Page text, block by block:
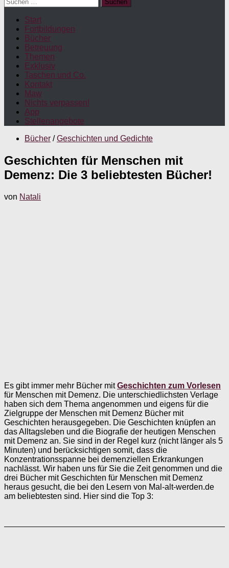
nach:
Start
Fortbildungen
Bücher
Betreuung
Themen
Exklusiv
Taschen und Co.
Kontakt
Maw
Nichts verpassen!
App
Stellenangebote
Bücher / Geschichten und Gedichte
Geschichten für Menschen mit
Demenz: Die 3 beliebtesten Bücher!
von Natali
Es gibt immer mehr Bücher mitGeschichten zum Vorlesen
für Menschen mit Demenz. Die unterschiedlichsten Verlage
haben sich dem Thema angenommen und eigens für die
Zielgruppe der Menschen mit Demenz Bücher mit
Geschichten herausgegeben. Die Geschichten knüpfen an
das Alltagsleben und die Biografie der heutigen Menschen
mit Demenz an. Sie sind in der Regel kurz (nicht länger als 5
Minuten) und berücksichtigen somit, dass die
Konzentrationsspanne bei demenziellen Erkrankungen
nachlässt. Wir haben uns für Sie die Zeit genommen und die
drei Bücher mit Geschichten für Menschen mit Demenz
heraus gesucht, die bei den Lesern von Mal-alt-werden.de
am beliebtesten sind. Hier sind die Top 3: